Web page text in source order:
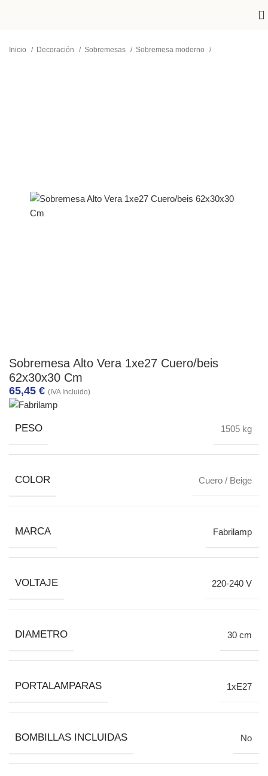
Inicio Decoración Sobremesas Sobremesa moderno
Sobremesa Alto Vera 1xe27 Cuero/beis
62x30x30 Cm
65,45 € (IVA Incluido)
PESO 1505 kg
COLOR Cuero / Beige
MARCA Fabrilamp
VOLTAJE 220-240 V
DIAMETRO 30 cm
PORTALAMPARAS 1xE27
BOMBILLAS INCLUIDAS No